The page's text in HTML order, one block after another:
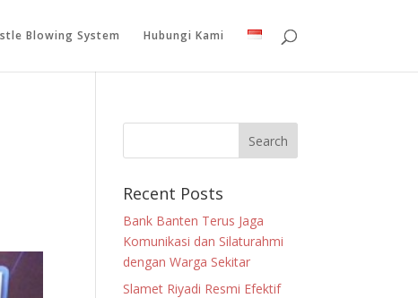
Blowing System Hubungi Kami
Recent Posts
Bank Banten Terus Jaga
Komunikasi dan Silaturahmi
dengan Warga Sekitar
Slamet Riyadi Resmi Efektif